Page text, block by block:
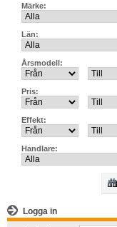
Märke:
Län:
Årsmodell:
Pris:
Effekt:
Handlare:
Logga in